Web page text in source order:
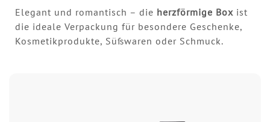
Elegant und romantisch – die herzförmige Box ist
die ideale Verpackung für besondere Geschenke,
Kosmetikprodukte, Süßwaren oder Schmuck.